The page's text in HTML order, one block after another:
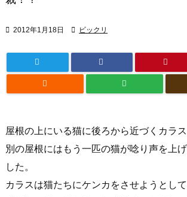
 2012年1月18日  ビックリ

屋根の上にいる猫に後ろから近づくカラス
別の屋根にはもう一匹の猫が唸り声を上
した。
カラスは猫たちにケンカをさせようとして